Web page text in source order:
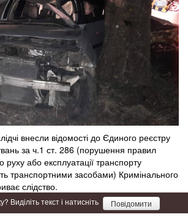
внесли відомості до Єдиного реєстру
за ч.1 ст. 286 (порушення правил
руху або експлуатації транспорту
транспортними засобами) Кримінального
слідство.
Виділіть текст і натисніть Повідомити